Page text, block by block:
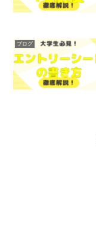
ブログ